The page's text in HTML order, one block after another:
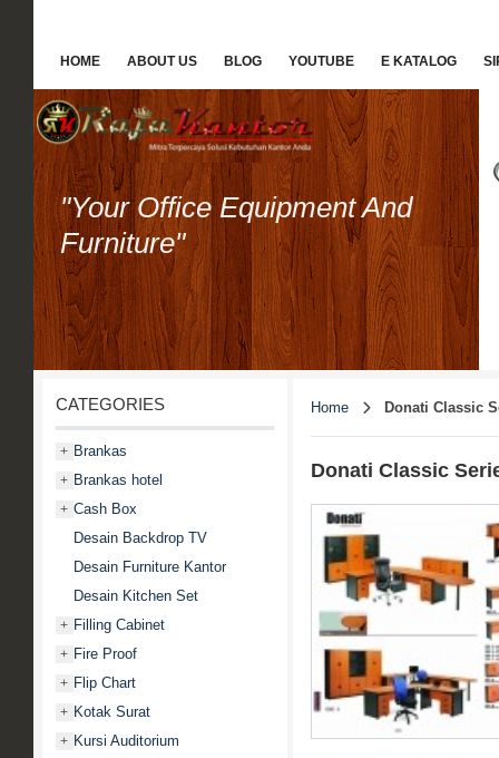
HOME ABOUT US BLOG YOUTUBE E KATALOG
"Your Office Equipment And
Furniture"
CATEGORIES
+ Brankas
+ Brankas hotel
+ Cash Box
Desain Backdrop TV
Desain Furniture Kantor
Desain Kitchen Set
+ Filling Cabinet
+ Fire Proof
+ Flip Chart
+ Kotak Surat
+ Kursi Auditorium
Home Donati Classic
Donati Classic